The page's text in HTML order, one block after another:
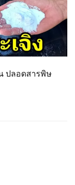
ปลอดสารพิษ